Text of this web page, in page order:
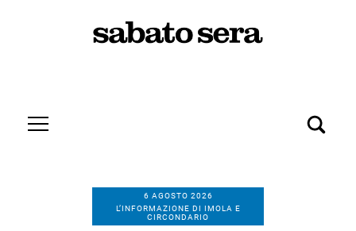
6 AGOSTO 2026
L’INFORMAZIONE DI IMOLA E
CIRCONDARIO